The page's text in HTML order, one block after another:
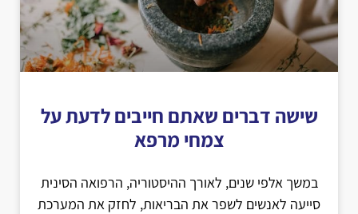
שישה דברים שאתם חייבים לדעת על
צמחי מרפא
במשך אלפי שנים, לאורך ההיסטוריה, הרפואה הסינית
סייעה לאנשים לשפר את הבריאות, לחזק את המערכת